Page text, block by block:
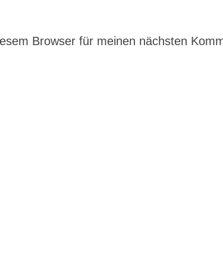
Browser für meinen nächsten